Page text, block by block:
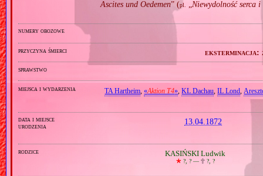
Ascites und Oedemen” (pl. „Niewydolność serca
numery obozowe
przyczyna śmierci eksterminacja:
sprawstwo
miejsca i wydarzenia TA Hartheim,«Aktion T4»,KL Dachau,IL Lond,
data i miejsce
urodzenia
13.04.1872
rodzice KASIŃSKI Ludwik
🞲 ?, ? — 🕆?, ?